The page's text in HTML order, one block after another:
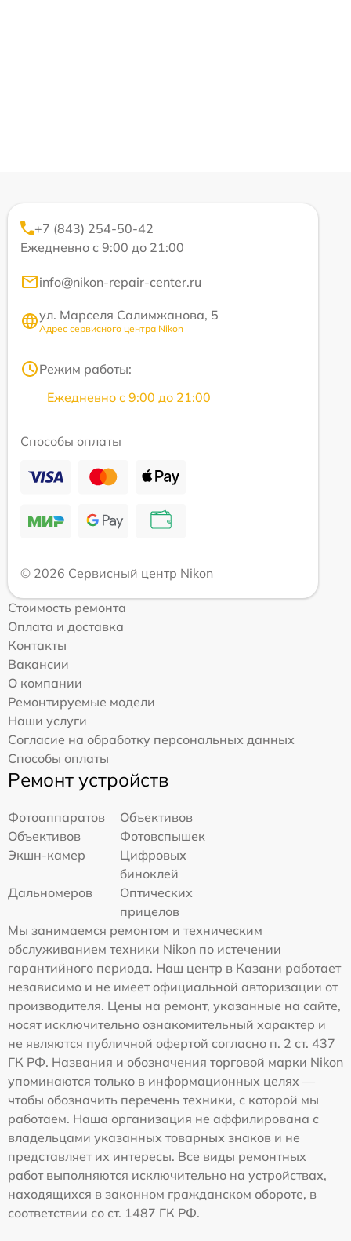
+7 (843) 254-50-42
Ежедневно с 9:00 до 21:00
info@nikon-repair-center.ru
ул. Марселя Салимжанова, 5
Адрес сервисного центра Nikon
Режим работы:
Ежедневно с 9:00 до 21:00
Способы оплаты
© 2026 Сервисный центр Nikon
Стоимость ремонта
Оплата и доставка
Контакты
Вакансии
О компании
Ремонтируемые модели
Наши услуги
Согласие на обработку персональных данных
Способы оплаты
Ремонт устройств
Фотоаппаратов
Объективов
Объективов
Фотовспышек
Экшн-камер
Цифровых
биноклей
Дальномеров
Оптических
прицелов
Мы занимаемся ремонтом и техническим
обслуживанием техники Nikon по истечении
гарантийного периода. Наш центр в Казани работает
независимо и не имеет официальной авторизации от
производителя. Цены на ремонт, указанные на сайте,
носят исключительно ознакомительный характер и
не являются публичной офертой согласно п. 2 ст. 437
ГК РФ. Названия и обозначения торговой марки Nikon
упоминаются только в информационных целях —
чтобы обозначить перечень техники, с которой мы
работаем. Наша организация не аффилирована с
владельцами указанных товарных знаков и не
представляет их интересы. Все виды ремонтных
работ выполняются исключительно на устройствах,
находящихся в законном гражданском обороте, в
соответствии со ст. 1487 ГК РФ.